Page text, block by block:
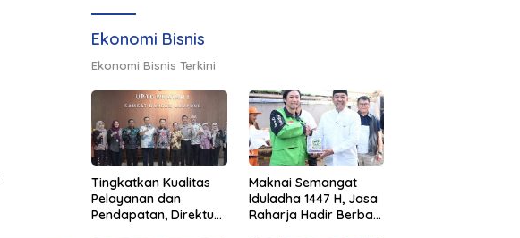
Ekonomi Bisnis
Ekonomi Bisnis Terkini
Tingkatkan Kualitas
Pelayanan dan
Pendapatan, Direktur
Maknai Semangat
Iduladha 1447 H, Jasa
Raharja Hadir Berbagi